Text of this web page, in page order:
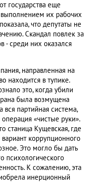
государства еще
их рабочих
что депутаты не
Скандал повлек за
- среди них оказался
направленная на
находится в тупике.
это, когда убили
была возмущена
партийная система,
«чистые руки».
станица Кущевская, где
коррупционного
Это могло бы дать
психологического
К сожалению, эта
инерционный